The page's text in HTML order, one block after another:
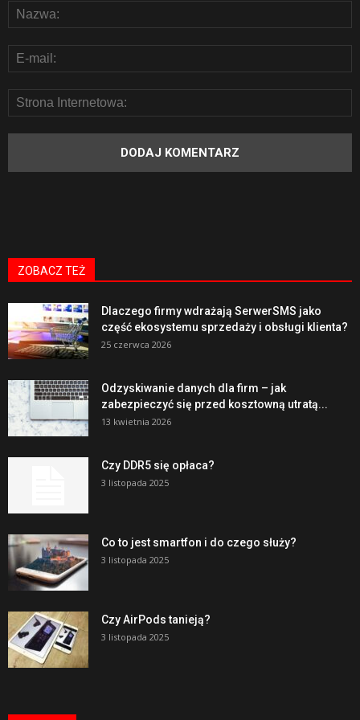
ZOBACZ TEŻ
Dlaczego firmy wdrażają SerwerSMS jako
część ekosystemu sprzedaży i obsługi klienta?
25 czerwca 2026
Odzyskiwanie danych dla firm – jak
zabezpieczyć się przed kosztowną utratą...
13 kwietnia 2026
Czy DDR5 się opłaca?
3 listopada 2025
Co to jest smartfon i do czego służy?
3 listopada 2025
Czy AirPods tanieją?
3 listopada 2025